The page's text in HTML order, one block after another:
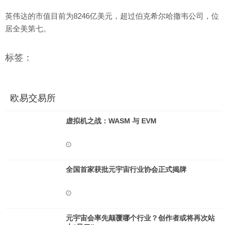
英伟达的市值目前为8246亿美元，超过伯克希尔哈撒韦公司，位
居全美第七。
标签：
欧易交易所
虚拟机之战：WASM 与 EVM
全国首家获批元宇宙行业协会正式揭牌
元宇宙会率先颠覆哪个行业？创作者或将再次站